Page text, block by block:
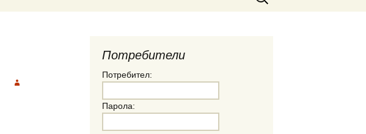
за:
Потребители
Потребител:
Парола: